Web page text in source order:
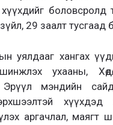
боловсролд
29 заалт тусгаад
уялдааг хангах
ухааны,
Эрүүл мэндийн
хүүхдэд
аргачлал, маягт